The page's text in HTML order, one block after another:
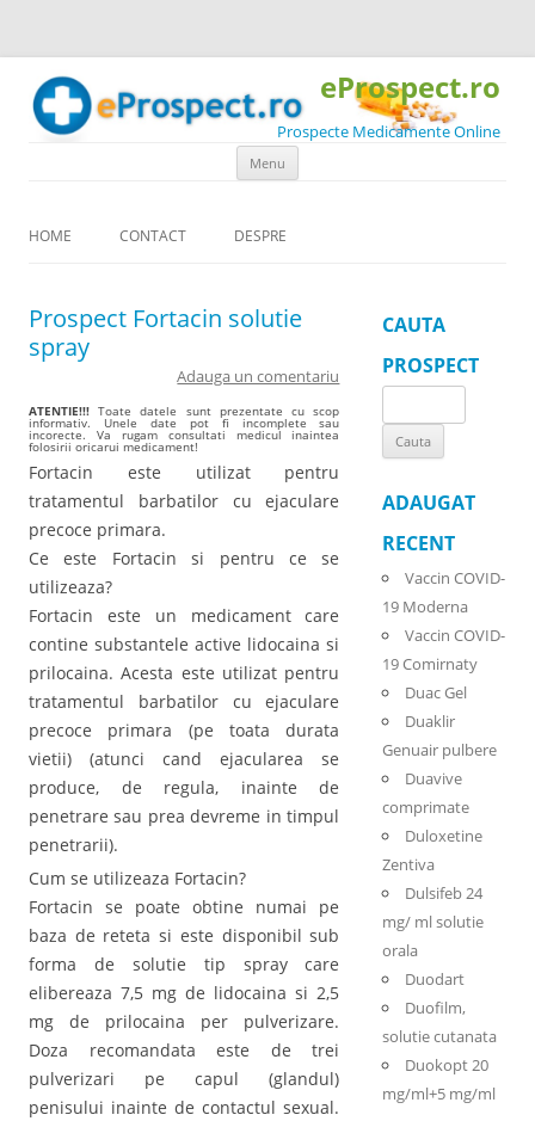
eProspect.ro
Prospecte Medicamente Online
Menu
HOME CONTACT DESPRE
Prospect Fortacin solutie
spray
Adauga un comentariu
ATENTIE!!! Toate datele sunt prezentate cu scop
informativ. Unele date pot fi incomplete sau
incorecte. Va rugam consultati medicul inaintea
folosirii oricarui medicament!
Fortacin este utilizat pentru
tratamentul barbatilor cu ejaculare
precoce primara.
Ce este Fortacin si pentru ce se
utilizeaza?
Fortacin este un medicament care
contine substantele active lidocaina si
prilocaina. Acesta este utilizat pentru
tratamentul barbatilor cu ejaculare
precoce primara (pe toata durata
vietii) (atunci cand ejacularea se
produce, de regula, inainte de
penetrare sau prea devreme in timpul
penetrarii).
Cum se utilizeaza Fortacin?
Fortacin se poate obtine numai pe
baza de reteta si este disponibil sub
forma de solutie tip spray care
elibereaza 7,5 mg de lidocaina si 2,5
mg de prilocaina per pulverizare.
Doza recomandata este de trei
pulverizari pe capul (glandul)
penisului inainte de contactul sexual.
CAUTA
PROSPECT
for:
ADAUGAT
RECENT
Vaccin COVID-
19 Moderna
Vaccin COVID-
19 Comirnaty
Duac Gel
Duaklir
Genuair pulbere
Duavive
comprimate
Duloxetine
Zentiva
Dulsifeb 24
mg/ ml solutie
orala
Duodart
Duofilm,
solutie cutanata
Duokopt 20
mg/ml+5 mg/ml